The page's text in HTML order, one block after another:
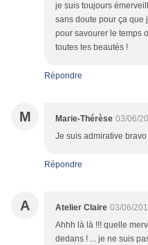
je suis toujours
sans doute pour ça que
pour savourer le temps
toutes tes beautés !
Répondre
M Marie-Thérèse 03/06/
Je suis admirative bravo
Répondre
A Atelier Claire 03/06/
Ahhh là là !!! quelle
dedans ! ... je ne suis